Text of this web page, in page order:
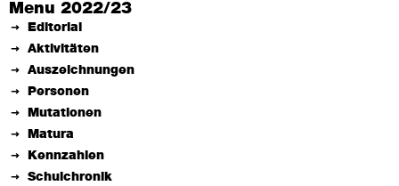
Menu 2022/23
Editorial
Aktivitäten
Auszeichnungen
Personen
Mutationen
Matura
Kennzahlen
Schulchronik